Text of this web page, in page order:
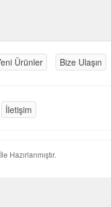
Ürünler Bize Ulaşın
İletişim
İle Hazırlanmıştır.